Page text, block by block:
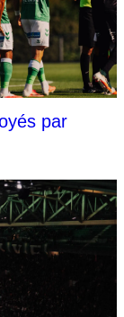
par